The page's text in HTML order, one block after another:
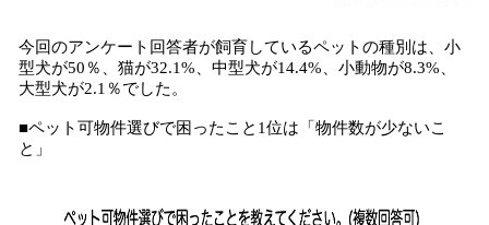
今回のアンケート回答者が飼育しているペットの種別は、小
型犬が50％、猫が32.1%、中型犬が14.4%、小動物が8.3%、
大型犬が2.1％でした。
■ペット可物件選びで困ったこと1位は「物件数が少ないこ
と」